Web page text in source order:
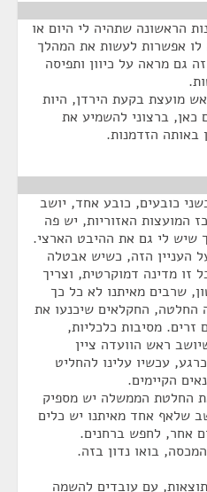
הראשונה שתהיה לי היום או
אפשרות לעשות את המהלך
גם מראה על כיוון ותפיסה
מועצת בקעת הירדן, היות
כאן, ברצוני להשמיע את
באותה הזדמנות.
כובעים, כובע אחד, יושב
המועצות האזוריות, יש פה
שיש לי גם את ההיבט הארצי.
העניין הזה, כשיש אבטלה
זו מדינה דמוקרטית, וצריך
שרבים מאיתנו לא כל כך
החלטה, החקלאים שיכנעו את
מסיבות כלכליות,
ראש הוועדה ציין
עכשיו עלינו להחליט
הקיימים.
החלטת הממשלה יש מספיק
שלאף אחד מאיתנו יש כלים
אחר, לחפש ברחנים.
בואו נדון בזה.
עם עובדים להשמה